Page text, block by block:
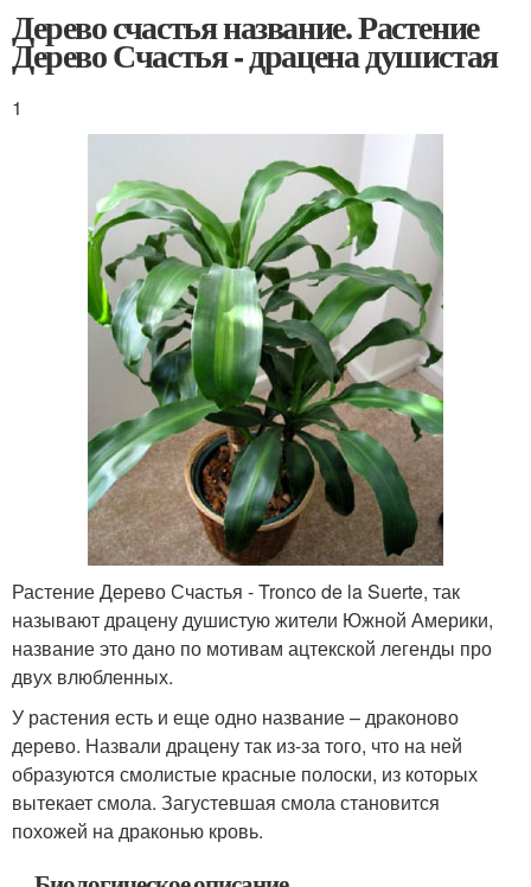
Дерево счастья название. Растение
Дерево Счастья - драцена душистая
1
Растение Дерево Счастья - Tronco de la Suerte, так
называют драцену душистую жители Южной Америки,
название это дано по мотивам ацтекской легенды про
двух влюбленных.
У растения есть и еще одно название – драконово
дерево. Назвали драцену так из-за того, что на ней
образуются смолистые красные полоски, из которых
вытекает смола. Загустевшая смола становится
похожей на драконью кровь.